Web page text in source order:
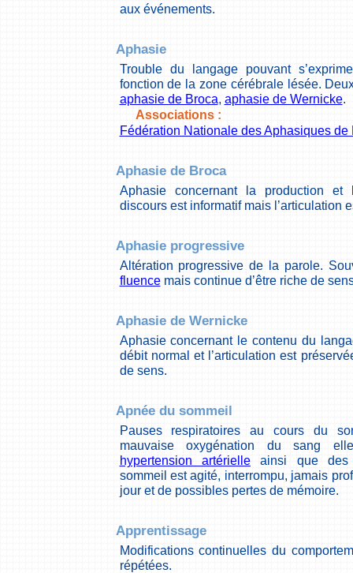
aux événements.
Aphasie
Trouble du langage pouvant
fonction de la zone cérébrale lésée.
aphasie de Broca, aphasie de Wernicke.
Associations :
Fédération Nationale des Aphasiques de
Aphasie de Broca
Aphasie concernant la production et
discours est informatif mais l’articulation
Aphasie progressive
Altération progressive de la parole.
fluencemais continue d’être riche de
Aphasie de Wernicke
Aphasie concernant le contenu du
débit normal et l’articulation est
de sens.
Apnée du sommeil
Pauses respiratoires au cours du
mauvaise oxygénation du sang
hypertension artérielleainsi que
sommeil est agité, interrompu, jamais
jour et de possibles pertes de mémoire.
Apprentissage
Modifications continuelles du
répétées.